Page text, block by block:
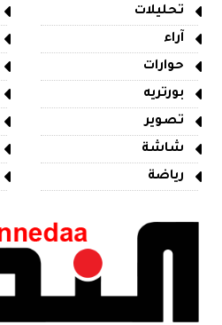
تحليلات
آراء
حوارات
بورتريه
تصوير
شاشة
رياضة